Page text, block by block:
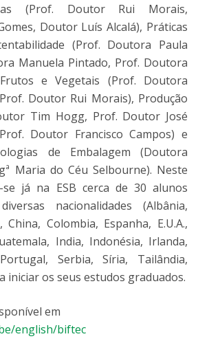
(Prof. Doutor Rui Morais,
Doutor Luís Alcalá), Práticas
(Prof. Doutora Paula
Manuela Pintado, Prof. Doutora
e Vegetais (Prof. Doutora
Doutor Rui Morais), Produção
Tim Hogg, Prof. Doutor José
Doutor Francisco Campos) e
de Embalagem (Doutora
Maria do Céu Selbourne). Neste
já na ESB cerca de 30 alunos
nacionalidades (Albânia,
Colombia, Espanha, E.U.A.,
India, Indonésia, Irlanda,
Serbia, Síria, Tailândia,
iniciar os seus estudos graduados.
em
english/biftec